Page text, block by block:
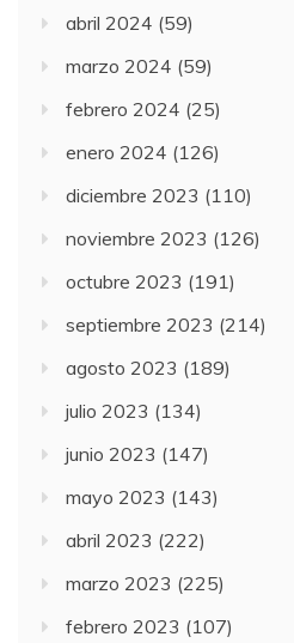
abril 2024 (59)
marzo 2024 (59)
febrero 2024 (25)
enero 2024 (126)
diciembre 2023 (110)
noviembre 2023 (126)
octubre 2023 (191)
septiembre 2023 (214)
agosto 2023 (189)
julio 2023 (134)
junio 2023 (147)
mayo 2023 (143)
abril 2023 (222)
marzo 2023 (225)
febrero 2023 (107)